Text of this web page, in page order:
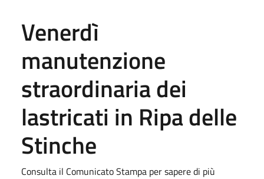
Venerdì
manutenzione
straordinaria dei
lastricati in Ripa delle
Stinche
Consulta il Comunicato Stampa per sapere di più